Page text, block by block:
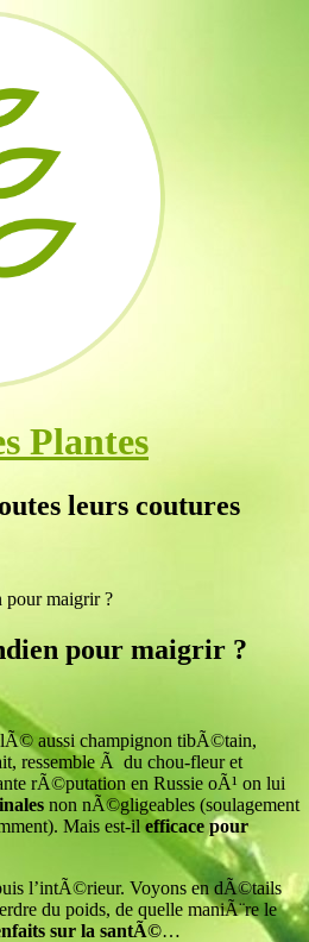
Plantes
leurs coutures
pour maigrir ?
pour maigrir ?
aussi champignon tibÃ©tain,
ressemble Ã du chou-fleur et
rÃ©putation en Russie oÃ¹ on lui
non nÃ©gligeables (soulagement
Mais est-il efficace pour
l’intÃ©rieur. Voyons en dÃ©tails
du poids, de quelle maniÃ¨re le
sur la santÃ©…